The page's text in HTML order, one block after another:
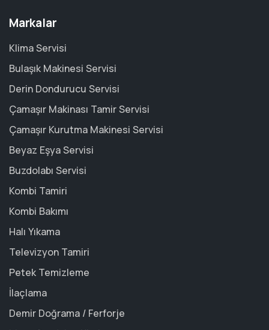
Markalar
Klima Servisi
Bulaşık Makinesi Servisi
Derin Dondurucu Servisi
Çamaşır Makinası Tamir Servisi
Çamaşır Kurutma Makinesi Servisi
Beyaz Eşya Servisi
Buzdolabı Servisi
Kombi Tamiri
Kombi Bakımı
Halı Yıkama
Televizyon Tamiri
Petek Temizleme
İlaçlama
Demir Doğrama / Ferforje